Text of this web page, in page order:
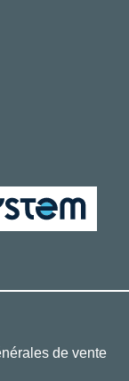
de vente